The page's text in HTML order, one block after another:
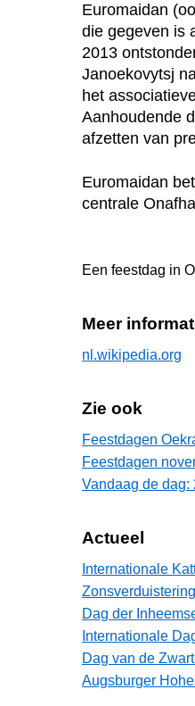
Euromaidan
die gegeven is
2013
Janoekovytsj
het
Aanhoudende
afzetten van
Euromaidan
centrale
Een feestdag in
Meer
nl.wikipedia.org
Zie ook
Feestdagen
Feestdagen
Vandaag de dag:
Actueel
Internationale
Zonsverduistering
Dag der
Internationale
Dag van de
Augsburger